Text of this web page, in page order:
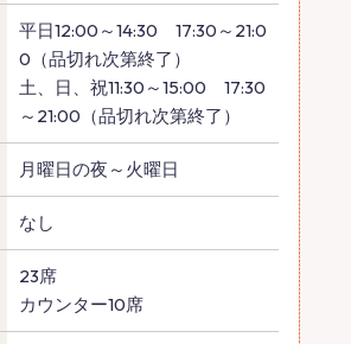
平日12:00～14:30 17:30～21:0
0（品切れ次第終了）
土、日、祝11:30～15:00 17:30
～21:00（品切れ次第終了）
月曜日の夜～火曜日
なし
23席
カウンター10席